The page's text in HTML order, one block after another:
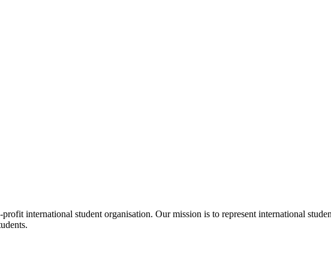
international student organisation. Our mission is to represent international